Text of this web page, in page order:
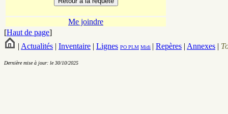
Me joindre
[Haut de page]
| Actualités | Inventaire | Lignes PO PLM Midi | Repères | Annexes |
Dernière mise à jour: le 30/10/2025